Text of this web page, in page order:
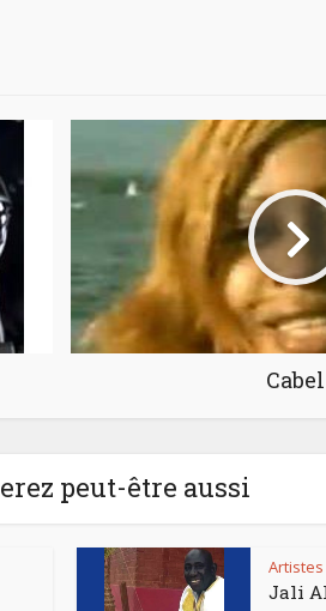
Cabel
peut-être aussi
Artistes
Jali